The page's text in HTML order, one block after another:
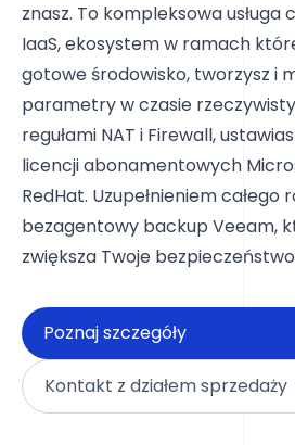
znasz. To kompleksowa
IaaS, ekosystem w ramach
gotowe środowisko, tworzysz i
parametry w czasie
regułami NAT i Firewall,
licencji abonamentowych
RedHat. Uzupełnieniem całego
bezagentowy backup Veeam,
zwiększa Twoje
Poznaj szczegóły
Kontakt z działem sprzedaży